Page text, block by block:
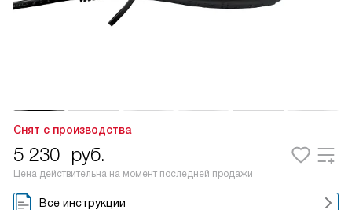
Снят с производства
5 230 руб.
Цена действительна на момент последней продажи
Все инструкции